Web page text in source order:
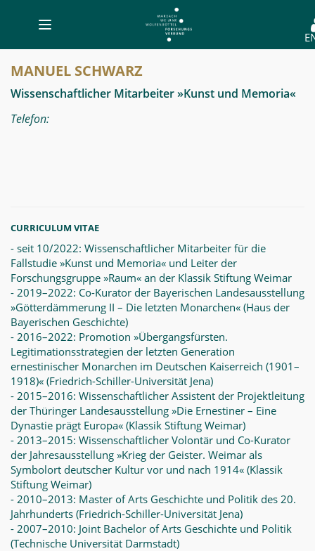
Toggle
navigation
Schwarz
-
MWW-
MANUEL SCHWARZ
Wissenschaftlicher Mitarbeiter »Kunst und Memoria«
Telefon:
CURRICULUM VITAE
- seit 10/2022: Wissenschaftlicher Mitarbeiter für die
Fallstudie »Kunst und Memoria« und Leiter der
Forschungsgruppe »Raum« an der Klassik Stiftung Weimar
- 2019–2022: Co-Kurator der Bayerischen Landesausstellung
»Götterdämmerung II – Die letzten Monarchen« (Haus der
Bayerischen Geschichte)
- 2016–2022: Promotion »Übergangsfürsten.
Legitimationsstrategien der letzten Generation
ernestinischer Monarchen im Deutschen Kaiserreich (1901–
1918)« (Friedrich-Schiller-Universität Jena)
- 2015–2016: Wissenschaftlicher Assistent der Projektleitung
der Thüringer Landesausstellung »Die Ernestiner – Eine
Dynastie prägt Europa« (Klassik Stiftung Weimar)
- 2013–2015: Wissenschaftlicher Volontär und Co-Kurator
der Jahresausstellung »Krieg der Geister. Weimar als
Symbolort deutscher Kultur vor und nach 1914« (Klassik
Stiftung Weimar)
- 2010–2013: Master of Arts Geschichte und Politik des 20.
Jahrhunderts (Friedrich-Schiller-Universität Jena)
- 2007–2010: Joint Bachelor of Arts Geschichte und Politik
(Technische Universität Darmstadt)